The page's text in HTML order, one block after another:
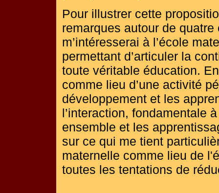
Pour illustrer cette
remarques autour de
m’intéresserai à l’école
permettant d’articuler la
toute véritable éducation.
comme lieu d’une activité
développement et les
l’interaction, fondamentale
ensemble et les
sur ce qui me tient
maternelle comme lieu de
toutes les tentations de